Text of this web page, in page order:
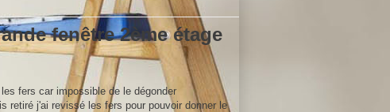
fenêtre 2ème étage
fers car impossible de le dégonder
retiré j'ai revissé les fers pour pouvoir donner le